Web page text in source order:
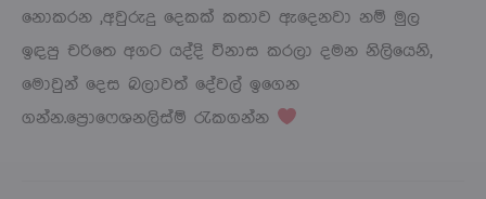
නොකරන ,අවුරුදු දෙකක් කතාව ඇදෙනවා නම් මුල
ඉඳපු චරිතෙ අගට යද්දි විනාස කරලා දමන නිලියෙනි,
මොවුන් දෙස බලාවත් දේවල් ඉගෙන
ගන්න.ප්‍රොෆෙශනලිස්ම් රැකගන්න